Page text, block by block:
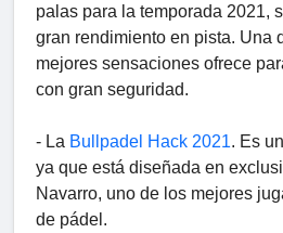
palas para la temporada 2021,
gran rendimiento en pista. Una
mejores sensaciones ofrece
con gran seguridad.
- La Bullpadel Hack 2021. Es
ya que está diseñada en
Navarro, uno de los mejores
de pádel.